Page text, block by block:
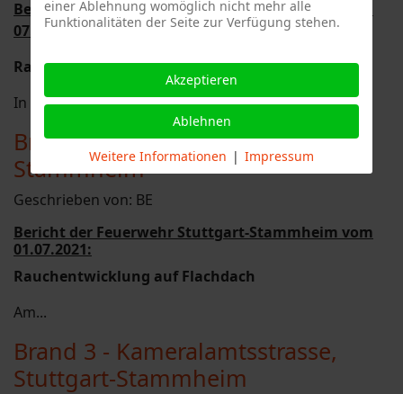
Bericht der Feuerwehr Stuttgart-Stammheim vom
07.07.2021:
Rauchentwicklung aus Betriebsgelände
In der...
Brand 3 - Tuchbleiche, Stuttgart-
Stammheim
Geschrieben von: BE
Bericht der Feuerwehr Stuttgart-Stammheim vom
01.07.2021:
Rauchentwicklung auf Flachdach
Am...
Brand 3 - Kameralamtsstrasse,
Stuttgart-Stammheim
einer Ablehnung womöglich nicht mehr alle
Funktionalitäten der Seite zur Verfügung stehen.
Akzeptieren
Ablehnen
Weitere Informationen | Impressum